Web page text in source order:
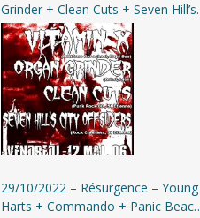
Grinder + Clean Cuts + Seven Hill’s
City Offsiders @ Moingt
29/10/2022 – Résurgence – Young
Harts + Commando + Panic Beach